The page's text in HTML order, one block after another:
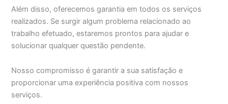
Além disso, oferecemos garantia em todos os serviços
realizados. Se surgir algum problema relacionado ao
trabalho efetuado, estaremos prontos para ajudar e
solucionar qualquer questão pendente.
Nosso compromisso é garantir a sua satisfação e
proporcionar uma experiência positiva com nossos
serviços.